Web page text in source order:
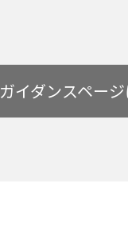
ガイダンスペー